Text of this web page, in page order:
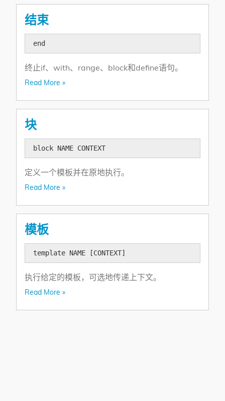
结束
end
终止if、with、range、block和define语句。
Read More »
块
block NAME CONTEXT
定义一个模板并在原地执行。
Read More »
模板
template NAME [CONTEXT]
执行给定的模板，可选地传递上下文。
Read More »